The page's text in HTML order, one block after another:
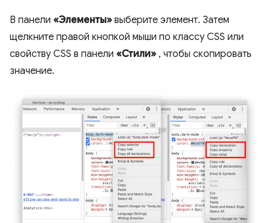
В панели «Элементы» выберите элемент. Затем
щелкните правой кнопкой мыши по классу CSS или
свойству CSS в панели «Стили» , чтобы скопировать
значение.